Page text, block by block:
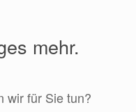
mehr.
wir für Sie tun?